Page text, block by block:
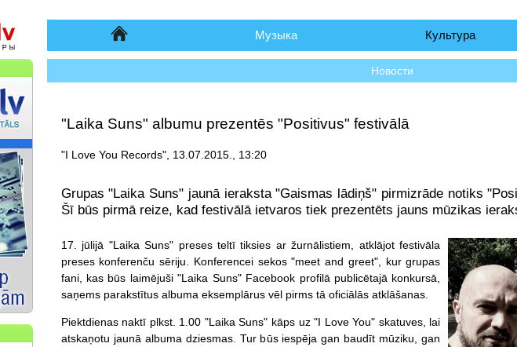
Начало Музыка Культура
Новости
"Laika Suns" albumu prezentēs "Positivus" festivālā
"I Love You Records", 13.07.2015., 13:20
Grupas "Laika Suns" jaunā ieraksta "Gaismas lādiņš" pirmizrāde notiks
Šī būs pirmā reize, kad festivālā ietvaros tiek prezentēts jauns mūzikas
17. jūlijā "Laika Suns" preses teltī tiksies ar žurnālistiem, atklājot festivāla
preses konferenču sēriju. Konferencei sekos "meet and greet", kur grupas
fani, kas būs laimējuši "Laika Suns" Facebook profilā publicētajā konkursā,
saņems parakstītus albuma eksemplārus vēl pirms tā oficiālās atklāšanas.
Piektdienas naktī plkst. 1.00 "Laika Suns" kāps uz "I Love You" skatuves, lai
atskaņotu jaunā albuma dziesmas. Tur būs iespēja gan baudīt mūziku, gan